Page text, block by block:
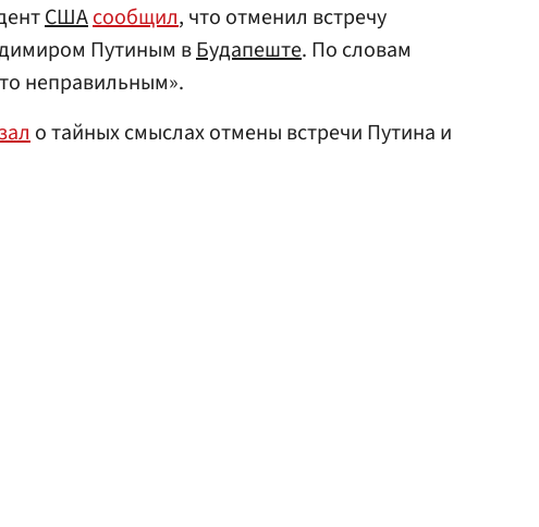
СШАсообщил, что отменил встречу
Путиным вБудапеште. По словам
неправильным».
о тайных смыслах отмены встречи Путина и